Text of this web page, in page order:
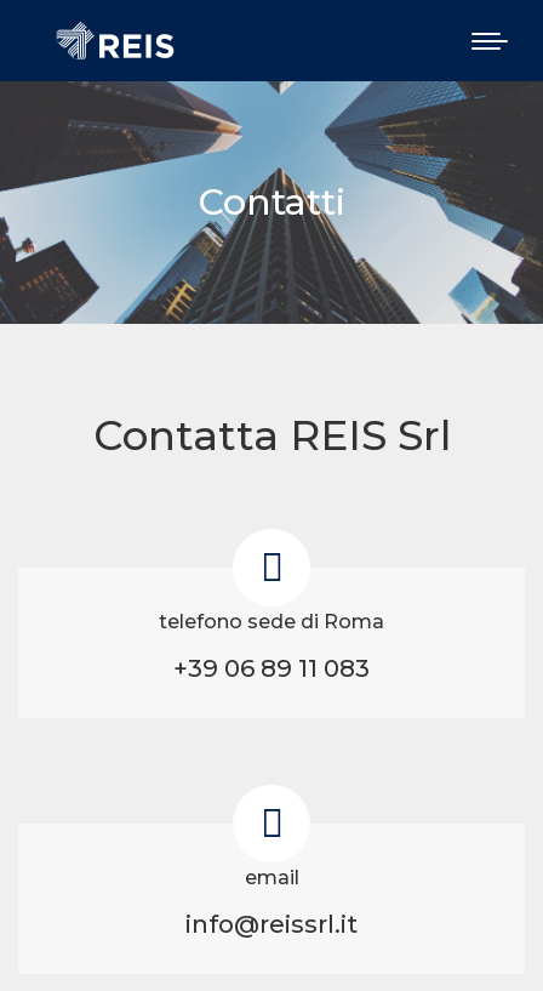
Contatti
Contatta REIS Srl
telefono sede di Roma
+39 06 89 11 083
email
info@reissrl.it